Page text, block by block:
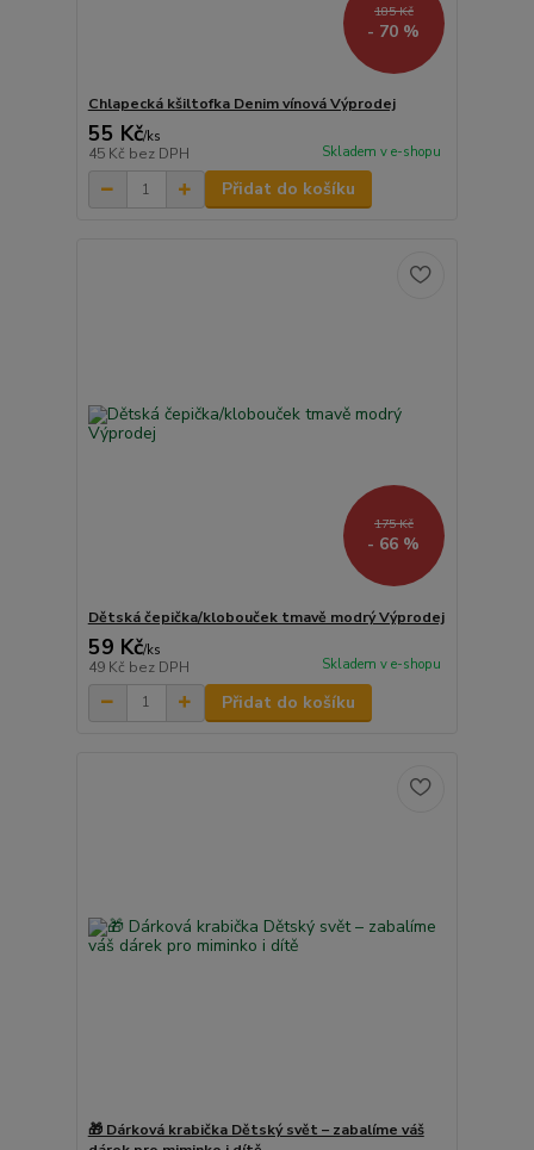
185 Kč
- 70 %
Chlapecká kšiltofka Denim vínová Výprodej
55 Kč/ks
45 Kč bez DPH Skladem v e-shopu
Přidat do košíku
175 Kč
- 66 %
Dětská čepička/klobouček tmavě modrý Výprodej
59 Kč/ks
49 Kč bez DPH Skladem v e-shopu
Přidat do košíku
🎁 Dárková krabička Dětský svět – zabalíme váš